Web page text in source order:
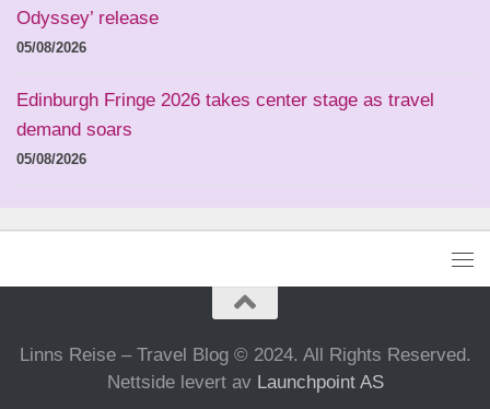
Odyssey’ release
05/08/2026
Edinburgh Fringe 2026 takes center stage as travel
demand soars
05/08/2026
Linns Reise – Travel Blog © 2024. All Rights Reserved.
Nettside levert av Launchpoint AS